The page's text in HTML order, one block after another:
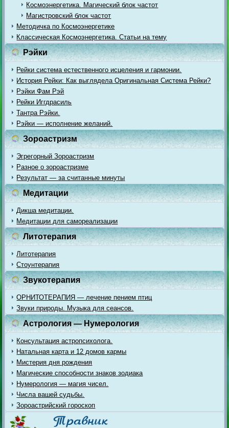
Космоэнергетика. Магический блок частот
Магистровский блок частот
Методичка по Космоэнергетике
Классическая Космоэнергетика. Статьи на тему
Рэйки
Рейки система естественного исцеления и гармонии.
История Рейки: Как выглядела Оригинальная Система Рейки?
Рэйки Фам Рэй
Рейки Иггдрасиль
Тантра Рэйки.
Рэйки — исполнение желаний.
Зороастризм
Эгрегорный Зороастризм
Разное о зороастризме
Результат — за считанные минуты
Медитации
Дикша медитации.
Медитации для самореализации
Литотерапия
Литотерапия
Стоунтерапия
Звукотерапия
ОРНИТОТЕРАПИЯ — лечение пением птиц
Звуки природы. Музыка для сеансов.
Астрология — Нумерология
Консультация астропсихолога.
Натальная карта и 12 домов кармы
Мистерия дня рождения
Магические способности знаков зодиака
Нумерология — магия чисел.
Числа вашей судьбы.
Зороастрийский гороскоп